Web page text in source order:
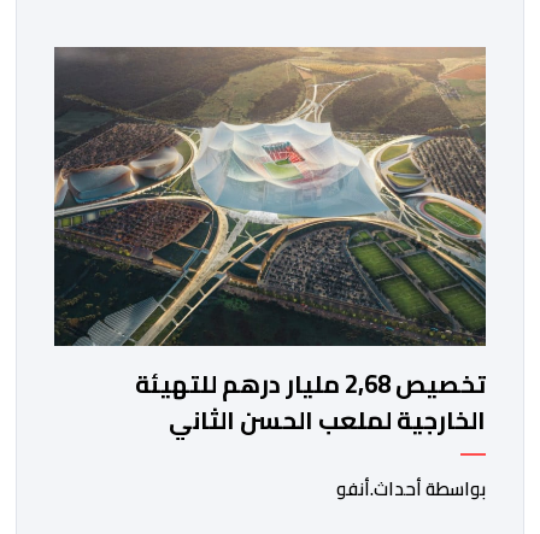
لبؤات الأطلس قد تأهلن إلى الدور ربع النهائي بعد تصدرهن
المجموعة الأولى برصيد سبع نقاط، حصدنها من انتصارين
وتعادل، فيما بلغ […]
تخصيص 2,68 مليار درهم للتهيئة
الخارجية لملعب الحسن الثاني
بواسطة أحداث.أنفو